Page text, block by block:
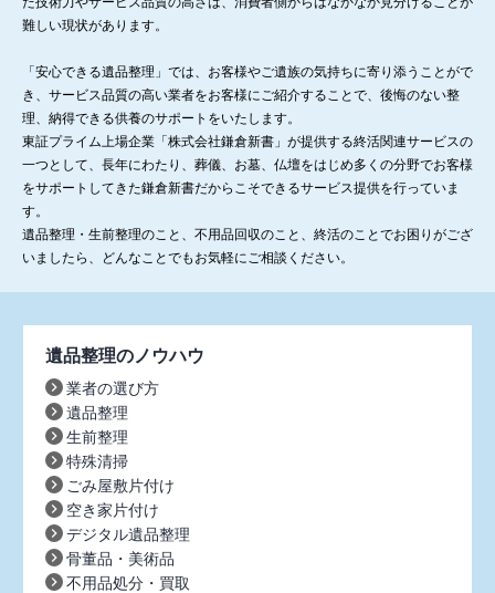
難しい現状があります。
「安心できる遺品整理」では、お客様やご遺族の気持ちに寄り添うことがで
き、サービス品質の高い業者をお客様にご紹介することで、後悔のない整
理、納得できる供養のサポートをいたします。
東証プライム上場企業「株式会社鎌倉新書」が提供する終活関連サービスの
一つとして、長年にわたり、葬儀、お墓、仏壇をはじめ多くの分野でお客様
をサポートしてきた鎌倉新書だからこそできるサービス提供を行っていま
す。
遺品整理・生前整理のこと、不用品回収のこと、終活のことでお困りがござ
いましたら、どんなことでもお気軽にご相談ください。
遺品整理のノウハウ
業者の選び方
遺品整理
生前整理
特殊清掃
ごみ屋敷片付け
空き家片付け
デジタル遺品整理
骨董品・美術品
不用品処分・買取